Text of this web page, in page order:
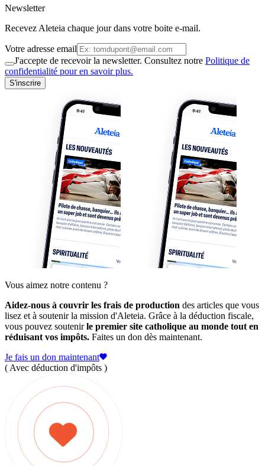
Newsletter
Recevez Aleteia chaque jour dans votre boite e-mail.
Votre adresse email
J'accepte de recevoir la newsletter. Consultez notre Politique de
confidentialité pour en savoir plus.
S'inscrire
Vous aimez notre contenu ?
Aidez-nous à couvrir les frais de production des articles que vous
lisez et à soutenir la mission d'Aleteia. Grâce à la déduction fiscale,
vous pouvez soutenirle premier site catholique au monde tout en
réduisant vos impôts. Faites un don dès maintenant.
Je fais un don maintenant
( Avec déduction d'impôts )